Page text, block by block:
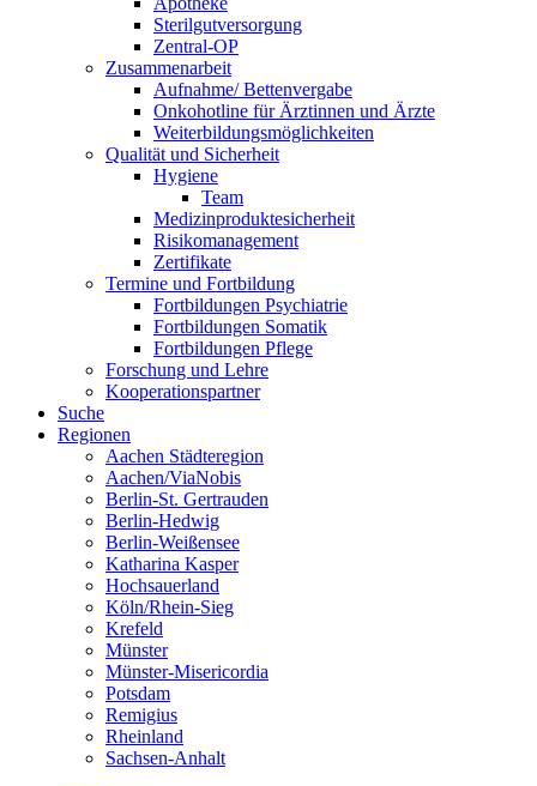
Sterilgutversorgung
Zentral-OP
Zusammenarbeit
Aufnahme/ Bettenvergabe
Onkohotline für Ärztinnen und Ärzte
Weiterbildungsmöglichkeiten
Qualität und Sicherheit
Hygiene
Team
Medizinproduktesicherheit
Risikomanagement
Zertifikate
Termine und Fortbildung
Fortbildungen Psychiatrie
Fortbildungen Somatik
Fortbildungen Pflege
Forschung und Lehre
Kooperationspartner
Suche
Regionen
Aachen Städteregion
Aachen/ViaNobis
Berlin-St. Gertrauden
Berlin-Hedwig
Berlin-Weißensee
Katharina Kasper
Hochsauerland
Köln/Rhein-Sieg
Krefeld
Münster
Münster-Misericordia
Potsdam
Remigius
Rheinland
Sachsen-Anhalt